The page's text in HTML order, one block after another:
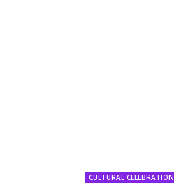
CULTURAL CELEBRATION